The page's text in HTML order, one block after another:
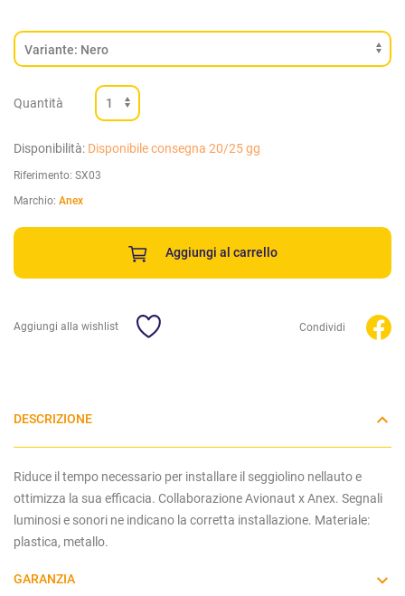
Quantità
Disponibilità: Disponibile consegna 20/25 gg
Riferimento: SX03
Marchio: Anex
Aggiungi al carrello
Aggiungi alla wishlist Condividi
DESCRIZIONE
Riduce il tempo necessario per installare il seggiolino nellauto e
ottimizza la sua efficacia. Collaborazione Avionaut x Anex. Segnali
luminosi e sonori ne indicano la corretta installazione. Materiale:
plastica, metallo.
GARANZIA